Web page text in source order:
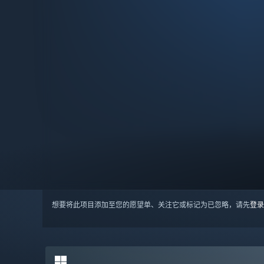
想要将此项目添加至您的愿望单、关注它或标记为已忽略，请先登录